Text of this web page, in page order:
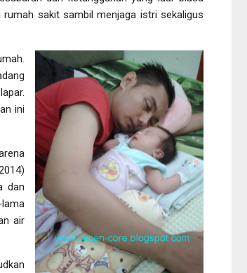
sakit sambil menjaga istri sekaligus
ini
dan
air